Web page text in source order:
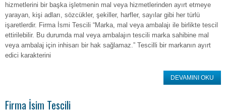
hizmetlerini bir başka işletmenin mal veya hizmetlerinden ayırt etmeye
yarayan, kişi adları, sözcükler, şekiller, harfler, sayılar gibi her türlü
işaretlerdir. Firma İsmi Tescili “Marka, mal veya ambalajı ile birlikte tescil
ettirilebilir. Bu durumda mal veya ambalajın tescili marka sahibine mal
veya ambalaj için inhisarı bir hak sağlamaz.” Tescilli bir markanın ayırt
edici karakterini
DEVAMINI OKU
Firma İsim Tescili